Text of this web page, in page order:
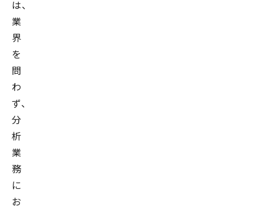
は、
業
界
を
問
わ
ず、
分
析
業
務
に
お